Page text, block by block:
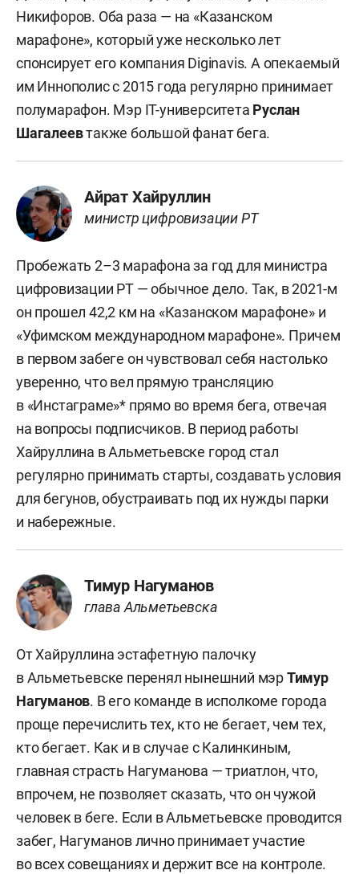
Никифоров. Оба раза — на «Казанском
марафоне», который уже несколько лет
спонсирует его компания Diginavis. А опекаемый
им Иннополис с 2015 года регулярно принимает
полумарафон. Мэр IT-университета Руслан
Шагалеевтакже большой фанат бега.
Айрат Хайруллин
министр цифровизации РТ
Пробежать 2–3 марафона за год для министра
цифровизации РТ — обычное дело. Так, в 2021-м
он прошел 42,2 км на «Казанском марафоне» и
«Уфимском международном марафоне». Причем
в первом забеге он чувствовал себя настолько
уверенно, что вел прямую трансляцию
в «Инстаграме»* прямо во время бега, отвечая
на вопросы подписчиков. В период работы
Хайруллина в Альметьевске город стал
регулярно принимать старты, создавать условия
для бегунов, обустраивать под их нужды парки
и набережные.
Тимур Нагуманов
глава Альметьевска
От Хайруллина эстафетную палочку
в Альметьевске перенял нынешний мэрТимур
Нагуманов. В его команде в исполкоме города
проще перечислить тех, кто не бегает, чем тех,
кто бегает. Как и в случае с Калинкиным,
главная страсть Нагуманова — триатлон, что,
впрочем, не позволяет сказать, что он чужой
человек в беге. Если в Альметьевске проводится
забег, Нагуманов лично принимает участие
во всех совещаниях и держит все на контроле.